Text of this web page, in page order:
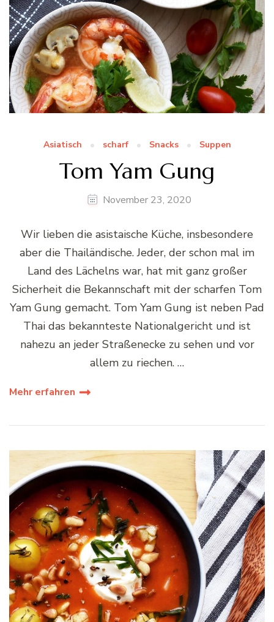
Asiatisch scharf Snacks Suppen
Tom Yam Gung
November 23, 2020
Wir lieben die asistaische Küche, insbesondere
aber die Thailändische. Jeder, der schon mal im
Land des Lächelns war, hat mit ganz großer
Sicherheit die Bekannschaft mit der scharfen Tom
Yam Gung gemacht. Tom Yam Gung ist neben Pad
Thai das bekannteste Nationalgericht und ist
nahezu an jeder Straßenecke zu sehen und vor
allem zu riechen. …
Mehr erfahren